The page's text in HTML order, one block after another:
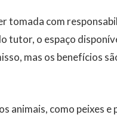
tomada com
o espaço
mas os benefícios
animais, como peixes